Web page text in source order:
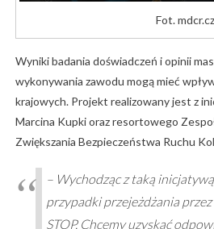
Fot. mdcr.cz
Wyniki badania doświadczeń i opinii
wykonywania zawodu mogą mieć
krajowych. Projekt realizowany jest z
Marcina Kupki oraz resortowego
Zwiększania Bezpieczeństwa Ruchu
– Wychodząc z taką
przypadki przejeżdżania
STOP. Chcemy uzyskać